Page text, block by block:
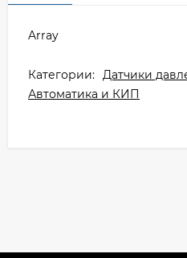
Array
Категории: Датчики
Автоматика и КИП